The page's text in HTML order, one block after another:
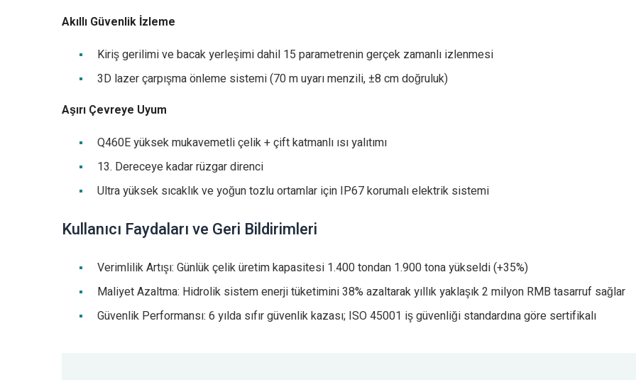
Akıllı Güvenlik İzleme
Kiriş gerilimi ve bacak yerleşimi dahil 15 parametrenin gerçek zamanlı izlenmesi
3D lazer çarpışma önleme sistemi (70 m uyarı menzili, ±8 cm doğruluk)
Aşırı Çevreye Uyum
Q460E yüksek mukavemetli çelik + çift katmanlı ısı yalıtımı
13. Dereceye kadar rüzgar direnci
Ultra yüksek sıcaklık ve yoğun tozlu ortamlar için IP67 korumalı elektrik sistemi
Kullanıcı Faydaları ve Geri Bildirimleri
Verimlilik Artışı: Günlük çelik üretim kapasitesi 1.400 tondan 1.900 tona yükseldi (+35%)
Maliyet Azaltma: Hidrolik sistem enerji tüketimini 38% azaltarak yıllık yaklaşık 2 milyon RMB tasarruf sağlar
Güvenlik Performansı: 6 yılda sıfır güvenlik kazası; ISO 45001 iş güvenliği standardına göre sertifikalı